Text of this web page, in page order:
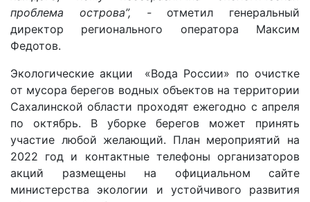
проблема острова”, -отметил генеральный
директор регионального оператора Максим
Федотов.
Экологические акции «Вода России» по очистке
от мусора берегов водных объектов на территории
Сахалинской области проходят ежегодно с апреля
по октябрь. В уборке берегов может принять
участие любой желающий. План мероприятий на
2022 год и контактные телефоны организаторов
акций размещены на официальном сайте
министерства экологии и устойчивого развития